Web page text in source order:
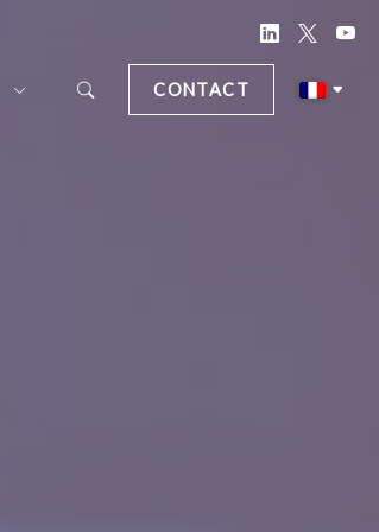
CONTACT